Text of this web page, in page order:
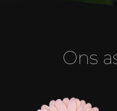
Ons